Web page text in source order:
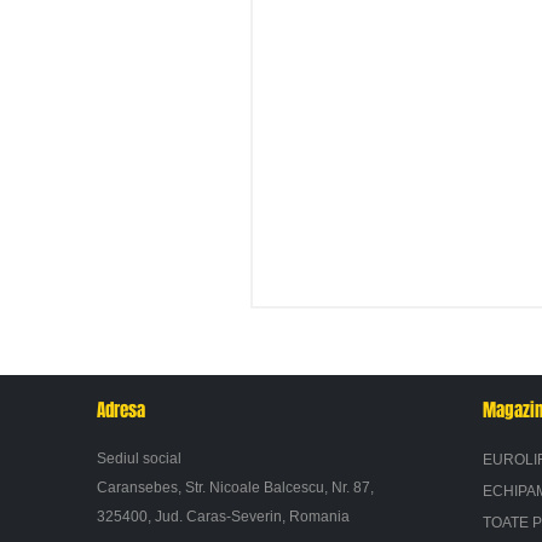
Adresa
Sediul social
Caransebes, Str. Nicoale Balcescu, Nr. 87,
325400, Jud. Caras-Severin, Romania
Magazin
TOATE